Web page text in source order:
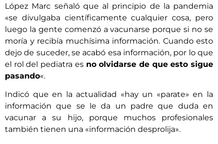
López Marc señaló que al principio de la pandemia
«se divulgaba científicamente cualquier cosa, pero
luego la gente comenzó a vacunarse porque si no se
moría y recibía muchísima información. Cuando esto
dejo de suceder, se acabó esa información, por lo que
el rol del pediatra es no olvidarse de que esto sigue
pasando«.
Indicó que en la actualidad «hay un «parate» en la
información que se le da un padre que duda en
vacunar a su hijo, porque muchos profesionales
también tienen una «información desprolija».